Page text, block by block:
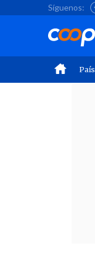
Síguenos:
País